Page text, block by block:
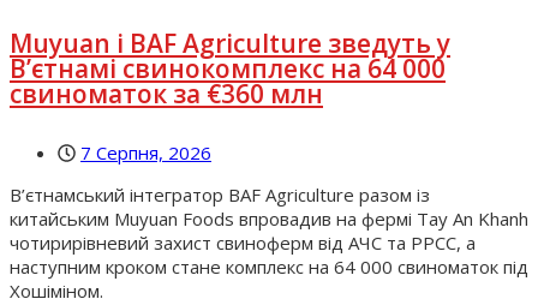
Muyuan і BAF Agriculture зведуть у
В’єтнамі свинокомплекс на 64 000
свиноматок за €360 млн
7 Серпня, 2026
В’єтнамський інтегратор BAF Agriculture разом із
китайським Muyuan Foods впровадив на фермі Tay An Khanh
чотирирівневий захист свиноферм від АЧС та РРСС, а
наступним кроком стане комплекс на 64 000 свиноматок під
Хошіміном.